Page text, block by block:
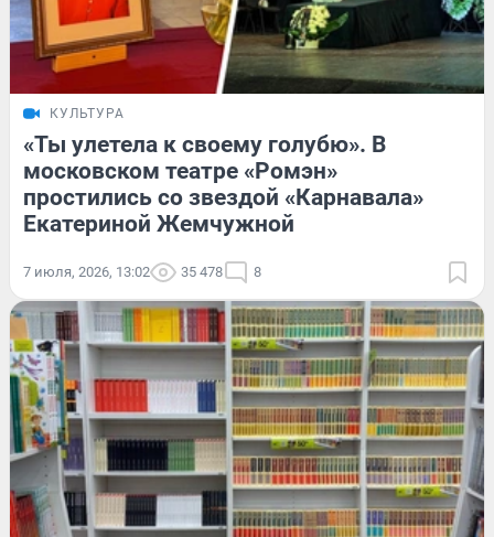
КУЛЬТУРА
«Ты улетела к своему голубю». В
московском театре «Ромэн»
простились со звездой «Карнавала»
Екатериной Жемчужной
7 июля, 2026, 13:02 35 478 8